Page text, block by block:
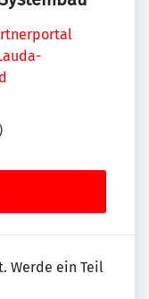
Werde ein Teil